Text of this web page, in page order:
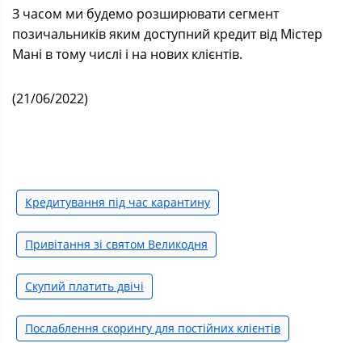
З часом ми будемо розширювати сегмент
позичальників яким доступний кредит від Містер
Мані в тому числі і на нових клієнтів.
(21/06/2022)
Кредитування під час карантину
Привітання зі святом Великодня
Скупий платить двічі
Послаблення скорингу для постійних клієнтів